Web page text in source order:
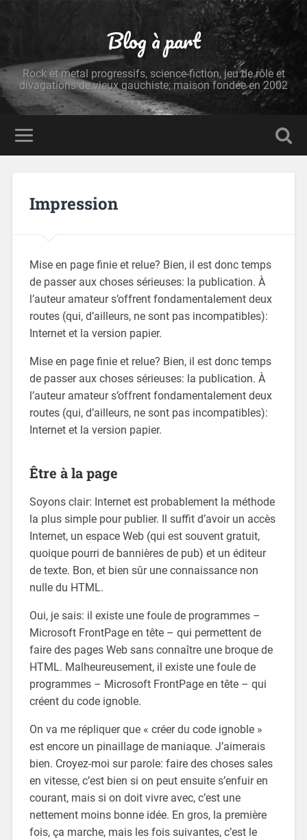
Blog à part
Rock et metal progressifs, science-fiction, jeu de rôle et
divagations de vieux gauchiste; maison fondée en 2002
Impression
Mise en page finie et relue? Bien, il est donc temps
de passer aux choses sérieuses: la publication. À
l’auteur amateur s’offrent fondamentalement deux
routes (qui, d’ailleurs, ne sont pas incompatibles):
Internet et la version papier.
Mise en page finie et relue? Bien, il est donc temps
de passer aux choses sérieuses: la publication. À
l’auteur amateur s’offrent fondamentalement deux
routes (qui, d’ailleurs, ne sont pas incompatibles):
Internet et la version papier.
Être à la page
Soyons clair: Internet est probablement la méthode
la plus simple pour publier. Il suffit d’avoir un accès
Internet, un espace Web (qui est souvent gratuit,
quoique pourri de bannières de pub) et un éditeur
de texte. Bon, et bien sûr une connaissance non
nulle du HTML.
Oui, je sais: il existe une foule de programmes –
Microsoft FrontPage en tête – qui permettent de
faire des pages Web sans connaître une broque de
HTML. Malheureusement, il existe une foule de
programmes – Microsoft FrontPage en tête – qui
créent du code ignoble.
On va me répliquer que « créer du code ignoble »
est encore un pinaillage de maniaque. J’aimerais
bien. Croyez-moi sur parole: faire des choses sales
en vitesse, c’est bien si on peut ensuite s’enfuir en
courant, mais si on doit vivre avec, c’est une
nettement moins bonne idée. En gros, la première
fois, ça marche, mais les fois suivantes, c’est le